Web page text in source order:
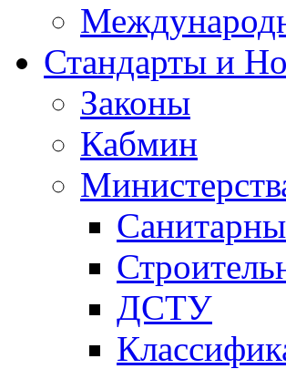
Стандарты и
Законы
Кабмин
ДСТУ